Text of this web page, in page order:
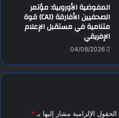
المفوضية الأوروبية: مؤتمر
الصحفيين الأفارقة (CAJ) قوة
متنامية في مستقبل الإعلام
الإفريقي
04/08/2026
الحقول الإلزامية مشار إليها بـ *